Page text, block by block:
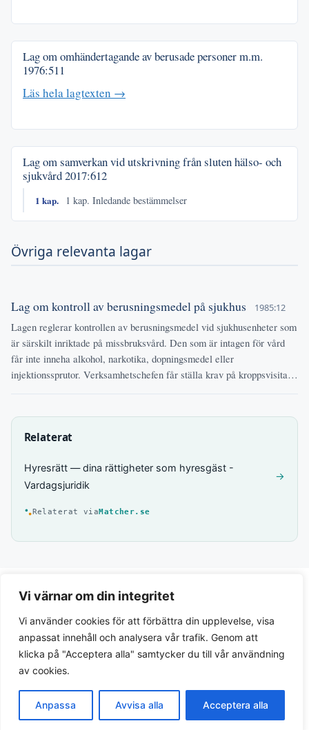
Vi värnar om din integritet
Vi använder cookies för att förbättra din upplevelse, visa
anpassat innehåll och analysera vår trafik. Genom att
klicka på "Acceptera alla" samtycker du till vår användning
av cookies.
Anpassa Avvisa alla Acceptera alla
Lag om omhändertagande av berusade personer m.m.
1976:511
Läs hela lagtexten →
Lag om samverkan vid utskrivning från sluten hälso- och
sjukvård2017:612
1 kap. 1 kap. Inledande bestämmelser
Övriga relevanta lagar
Lag om kontroll av berusningsmedel på sjukhus 1985:12
Lagen reglerar kontrollen av berusningsmedel vid sjukhusenheter som
är särskilt inriktade på missbruksvård. Den som är intagen för vård
får inte inneha alkohol, narkotika, dopningsmedel eller
injektionssprutor. Verksamhetschefen får ställa krav på kroppsvisita…
Relaterat
Hyresrätt — dina rättigheter som hyresgäst -
Vardagsjuridik
→
Relaterat viaMatcher.se
Integritetspolicy
© 2026 Lagar.se. Svensk lagtext och juridiska guider.